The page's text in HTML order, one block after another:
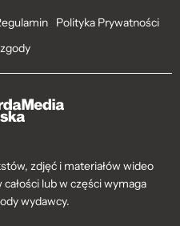
Polityka Prywatności
zdjęć i materiałów wideo
lub w części wymaga
wydawcy.